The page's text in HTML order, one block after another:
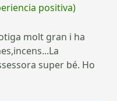
positiva)
molt gran i ha
super bé. Ho